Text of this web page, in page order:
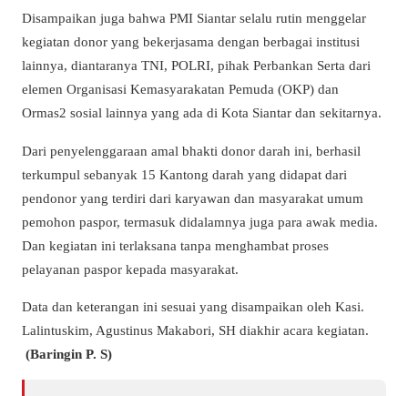
Disampaikan juga bahwa PMI Siantar selalu rutin menggelar
kegiatan donor yang bekerjasama dengan berbagai institusi
lainnya, diantaranya TNI, POLRI, pihak Perbankan Serta dari
elemen Organisasi Kemasyarakatan Pemuda (OKP) dan
Ormas2 sosial lainnya yang ada di Kota Siantar dan sekitarnya.
Dari penyelenggaraan amal bhakti donor darah ini, berhasil
terkumpul sebanyak 15 Kantong darah yang didapat dari
pendonor yang terdiri dari karyawan dan masyarakat umum
pemohon paspor, termasuk didalamnya juga para awak media.
Dan kegiatan ini terlaksana tanpa menghambat proses
pelayanan paspor kepada masyarakat.
Data dan keterangan ini sesuai yang disampaikan oleh Kasi.
Lalintuskim, Agustinus Makabori, SH diakhir acara kegiatan.
(Baringin P. S)